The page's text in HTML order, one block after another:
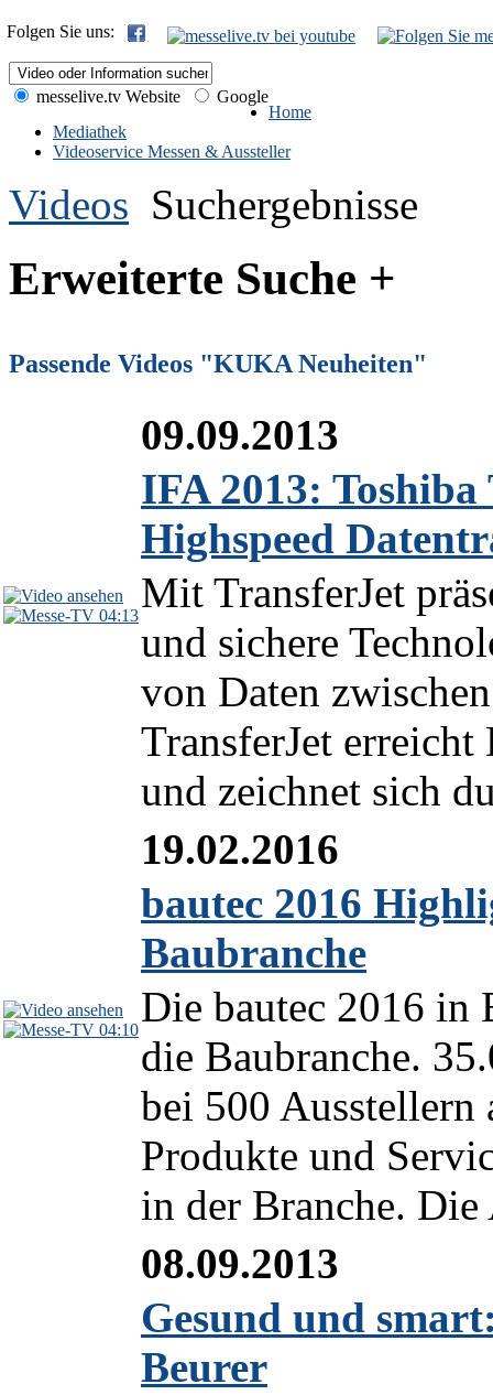
Folgen Sie uns:
messelive.tv Website
Google
Home
Mediathek
Videoservice Messen & Aussteller
Videos Suchergebnisse
Erweiterte Suche +
Passende Videos "KUKA Neuheiten"
04:13
09.09.2013
IFA 2013:
Highspeed
Mit TransferJet
und sichere
von Daten
TransferJet
und zeichnet sich
04:10
19.02.2016
bautec 2016
Baubranche
Die bautec 2016 in
die Baubranche.
bei 500 Ausstellern
Produkte und
in der Branche.
08.09.2013
Gesund und
Beurer